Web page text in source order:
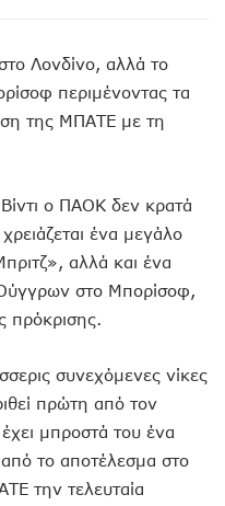
Λονδίνο, αλλά το
περιμένοντας τα
της ΜΠΑΤΕ με τη
ο ΠΑΟΚ δεν κρατά
ένα μεγάλο
αλλά και ένα
στο Μπορίσοφ,
πρόκρισης.
συνεχόμενες νίκες
πρώτη από τον
μπροστά του ένα
το αποτέλεσμα στο
την τελευταία